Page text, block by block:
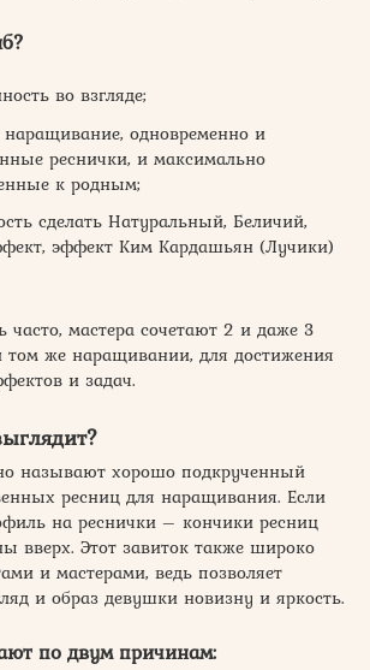
во взгляде;
наращивание, одновременно и
реснички, и максимально
к родным;
сделать Натуральный, Беличий,
эффект Ким Кардашьян (Лучики)
часто, мастера сочетают 2 и даже 3
том же наращивании, для достижения
и задач.
называют хорошо подкрученный
ресниц для наращивания. Если
на реснички – кончики ресниц
вверх. Этот завиток также широко
и мастерами, ведь позволяет
и образ девушки новизну и яркость.
по двум причинам: